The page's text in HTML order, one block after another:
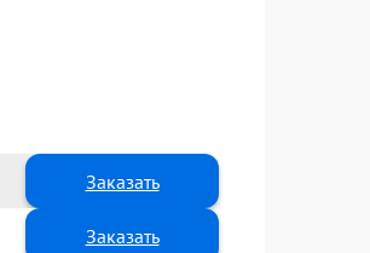
Заказать
Заказать